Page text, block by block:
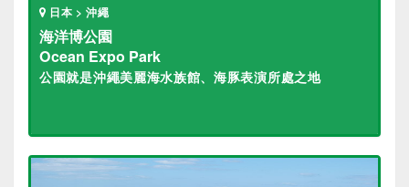
日本 > 沖繩
海洋博公園
Ocean Expo Park
公園就是沖繩美麗海水族館、海豚表演所處之地